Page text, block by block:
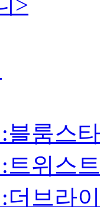
블룸스타
트위스
더브라